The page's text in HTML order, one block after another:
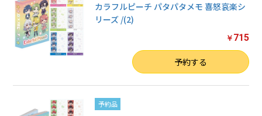
カラフルピーチ パタパタメモ 喜怒哀楽シ
リーズ /(2)
￥ 715
予約する
予約品